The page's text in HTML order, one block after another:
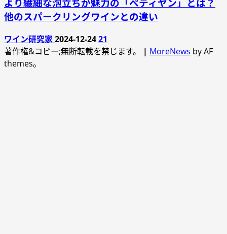
より繊細な泡立ちが魅力の「ペティヤン」とは？
他のスパークリングワインとの違い
ワイン研究家2024-12-2421
著作権&コピー;無断転載を禁じます。
| MoreNews by AF
themes。